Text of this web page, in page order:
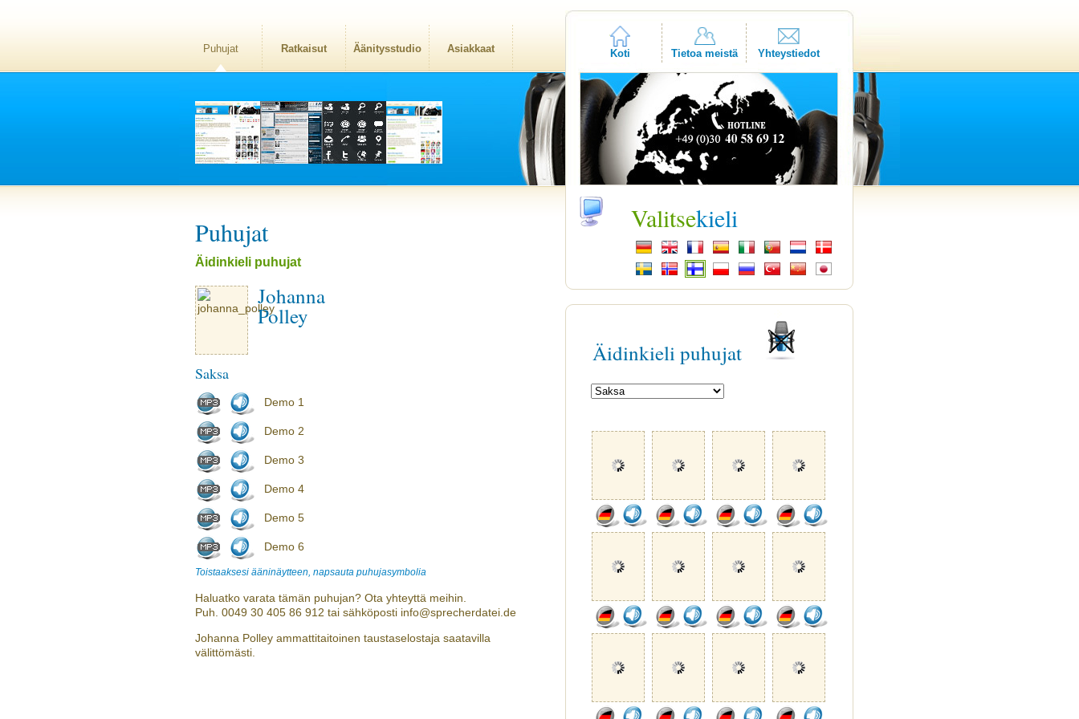
Puhujat Ratkaisut Äänitysstudio Asiakkaat Koti Tietoa meistä Yhteystiedot
Puhujat
Äidinkieli puhujat
Johanna
Polley
Saksa
Demo 1
Demo 2
Demo 3
Demo 4
Demo 5
Demo 6
Toistaaksesi ääninäytteen, napsauta puhujasymbolia
Haluatko varata tämän puhujan? Ota yhteyttä meihin.
Puh. 0049 30 405 86 912 tai sähköposti info@sprecherdatei.de
Johanna Polley ammattitaitoinen taustaselostaja saatavilla
välittömästi.
Valitsekieli
Äidinkieli puhujat